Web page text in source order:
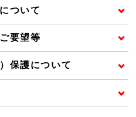
ついて
要望等
保護について